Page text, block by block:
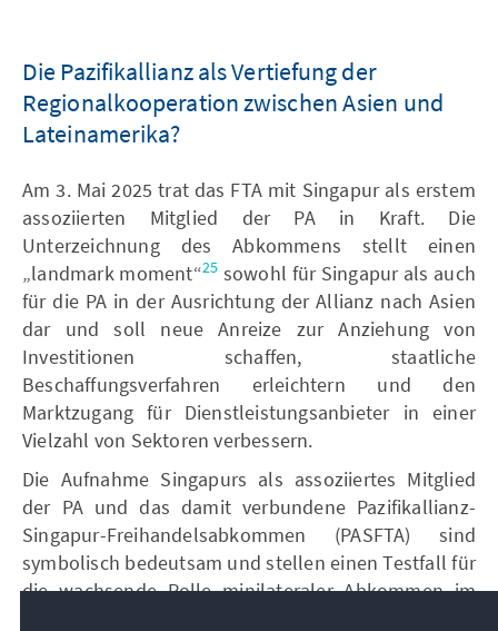
Die Pazifikallianz als Vertiefung der
Regionalkooperation zwischen Asien und
Lateinamerika?
Am 3. Mai 2025 trat das FTA mit Singapur als erstem
assoziierten Mitglied der PA in Kraft. Die
Unterzeichnung des Abkommens stellt einen
„landmark moment“25 sowohl für Singapur als auch
für die PA in der Ausrichtung der Allianz nach Asien
dar und soll neue Anreize zur Anziehung von
Investitionen schaffen, staatliche
Beschaffungsverfahren erleichtern und den
Marktzugang für Dienstleistungsanbieter in einer
Vielzahl von Sektoren verbessern.
Die Aufnahme Singapurs als assoziiertes Mitglied
der PA und das damit verbundene Pazifikallianz-
Singapur-Freihandelsabkommen (PASFTA) sind
symbolisch bedeutsam und stellen einen Testfall für
die wachsende Rolle minilateraler Abkommen im